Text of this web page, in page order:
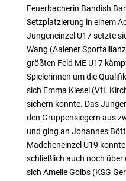
Feuerbacherin Bandish
Setzplatzierung in einem
Jungeneinzel U17 setzte
Wang (Aalener
größten Feld ME U17
Spielerinnen um die
sich Emma Kiesel (VfL
sichern konnte. Das
den Gruppensiegern aus
und ging an Johannes
Mädcheneinzel U19
schließlich auch noch über
sich Amelie Golbs (KSG